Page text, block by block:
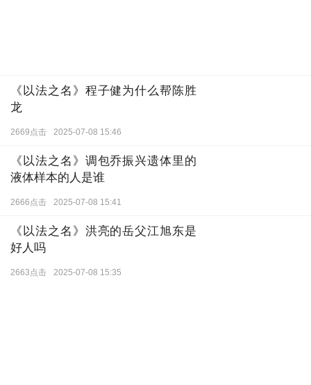
《以法之名》程子健为什么帮陈胜
龙
2669点击 2025-07-08 15:46
《以法之名》调包乔振兴遗体里的
液体样本的人是谁
2666点击 2025-07-08 15:41
《以法之名》洪亮的岳父江旭东是
好人吗
2663点击 2025-07-08 15:35